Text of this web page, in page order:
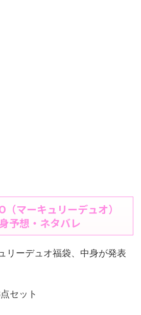
（マーキュリーデュオ）
予想・ネタバレ
リーデュオ福袋、中身が発表
セット